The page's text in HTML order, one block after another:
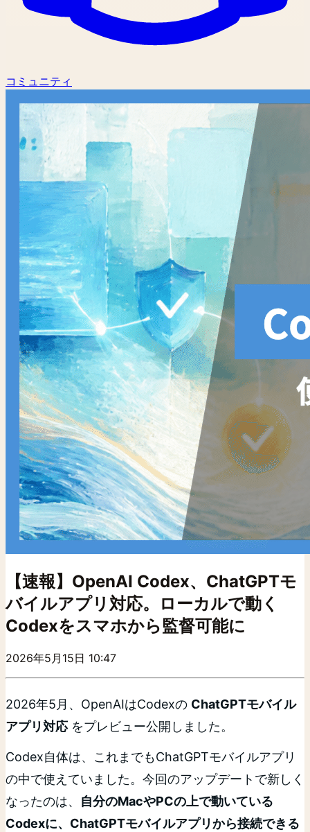
コミュニティ
【速報】OpenAI Codex、ChatGPTモ
バイルアプリ対応。ローカルで動く
Codexをスマホから監督可能に
2026年5月15日 10:47
2026年5月、OpenAIはCodexの ChatGPTモバイル
アプリ対応をプレビュー公開しました。
Codex自体は、これまでもChatGPTモバイルアプリ
の中で使えていました。今回のアップデートで新しく
なったのは、 自分のMacやPCの上で動いている
Codexに、ChatGPTモバイルアプリから接続できる